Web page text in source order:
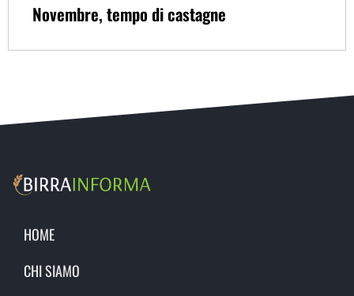
Novembre, tempo di castagne
HOME
CHI SIAMO